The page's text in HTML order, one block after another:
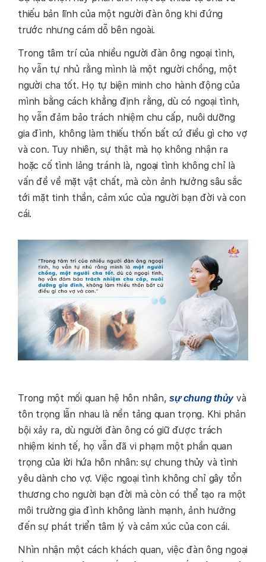
thiếu bản lĩnh của một người đàn ông khi đứng
trước nhưng cám dỗ bên ngoài.
Trong tâm trí của nhiều người đàn ông ngoại tình,
họ vẫn tự nhủ rằng mình là một người chồng, một
người cha tốt. Họ tự biện minh cho hành động của
mình bằng cách khẳng định rằng, dù có ngoại tình,
họ vẫn đảm bảo trách nhiệm chu cấp, nuôi dưỡng
gia đình, không làm thiếu thốn bất cứ điều gì cho vợ
và con. Tuy nhiên, sự thật mà họ không nhận ra
hoặc cố tình lảng tránh là, ngoại tình không chỉ là
vấn đề về mặt vật chất, mà còn ảnh hưởng sâu sắc
tới mặt tinh thần, cảm xúc của người bạn đời và con
cái.
Trong một mối quan hệ hôn nhân,sự chung thủyvà
tôn trọng lẫn nhau là nền tảng quan trọng. Khi phản
bội xảy ra, dù người đàn ông có giữ được trách
nhiệm kinh tế, họ vẫn đã vi phạm một phần quan
trọng của lời hứa hôn nhân: sự chung thủy và tình
yêu dành cho vợ. Việc ngoại tình không chỉ gây tổn
thương cho người bạn đời mà còn có thể tạo ra một
môi trường gia đình không lành mạnh, ảnh hưởng
đến sự phát triển tâm lý và cảm xúc của con cái.
Nhìn nhận một cách khách quan, việc đàn ông ngoại